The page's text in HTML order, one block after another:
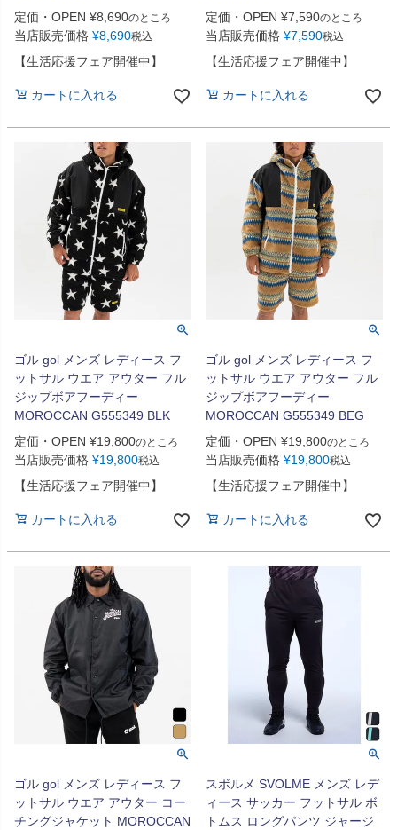
定価・OPEN ¥8,690のところ
当店販売価格 ¥8,690税込
【生活応援フェア開催中】
カートに入れる
定価・OPEN ¥7,590のところ
当店販売価格 ¥7,590税込
【生活応援フェア開催中】
カートに入れる
ゴル gol メンズ レディース フ
ットサル ウエア アウター フル
ジップボアフーディー
MOROCCAN G555349 BLK
定価・OPEN ¥19,800のところ
当店販売価格 ¥19,800税込
【生活応援フェア開催中】
カートに入れる
ゴル gol メンズ レディース フ
ットサル ウエア アウター フル
ジップボアフーディー
MOROCCAN G555349 BEG
定価・OPEN ¥19,800のところ
当店販売価格 ¥19,800税込
【生活応援フェア開催中】
カートに入れる
ゴル gol メンズ レディース フ
ットサル ウエア アウター コー
チングジャケット MOROCCAN
スボルメ SVOLME メンズ レデ
ィース サッカー フットサル ボ
トムス ロングパンツ ジャージ